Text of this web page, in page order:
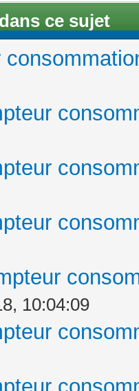
ce sujet
10:04:09